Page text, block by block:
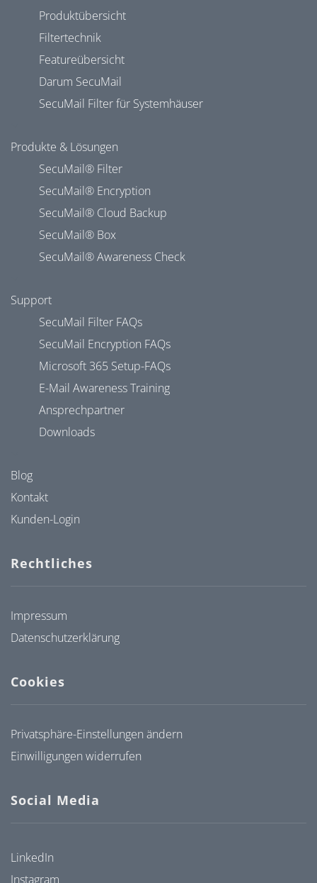
Produktübersicht
Filtertechnik
Featureübersicht
Darum SecuMail
SecuMail Filter für Systemhäuser
Produkte & Lösungen
SecuMail® Filter
SecuMail® Encryption
SecuMail® Cloud Backup
SecuMail® Box
SecuMail® Awareness Check
Support
SecuMail Filter FAQs
SecuMail Encryption FAQs
Microsoft 365 Setup-FAQs
E-Mail Awareness Training
Ansprechpartner
Downloads
Blog
Kontakt
Kunden-Login
Rechtliches
Impressum
Datenschutzerklärung
Cookies
Privatsphäre-Einstellungen ändern
Einwilligungen widerrufen
Social Media
LinkedIn
Instagram